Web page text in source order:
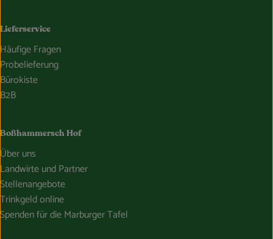
Lieferservice
Häufige Fragen
Probelieferung
Bürokiste
B2B
Boßhammersch Hof
Über uns
Landwirte und Partner
Stellenangebote
Trinkgeld online
Spenden für die Marburger Tafel